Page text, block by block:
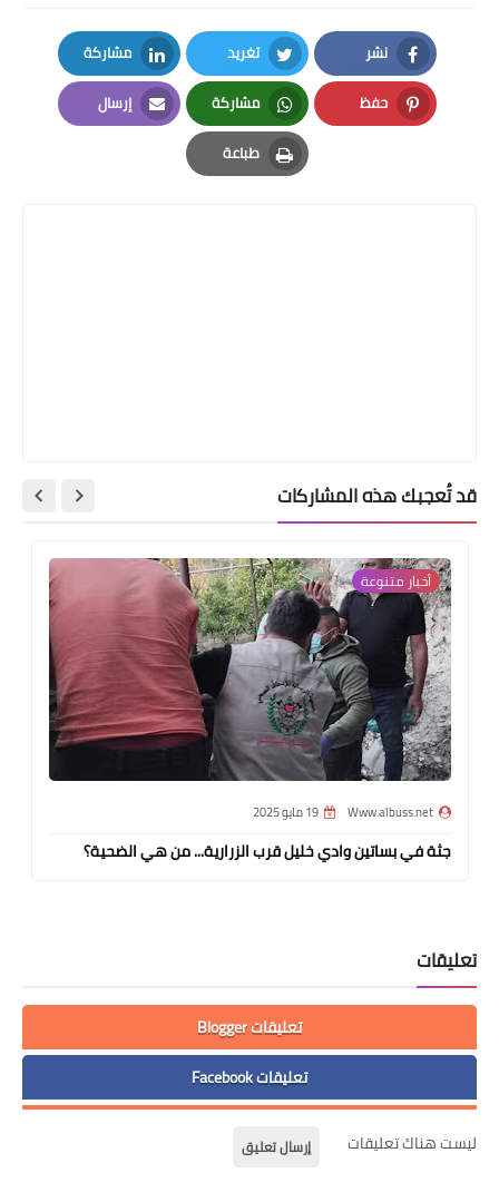
نشر
Facebook
تغريد
Twitter
مشاركة
LinkedIn
حفظ
Pinterest
مشاركة
Whatsapp
إرسال
Email
طباعة
Print
قد تُعجبك هذه المشاركات
أخبار متنوعة
Www.albuss.net 19 مايو 2025
جثة في بساتين وادي خليل قرب الزرارية... من هي الضحية؟
تعليقات
تعليقات Blogger
تعليقات Facebook
ليست هناك تعليقات إرسال تعليق